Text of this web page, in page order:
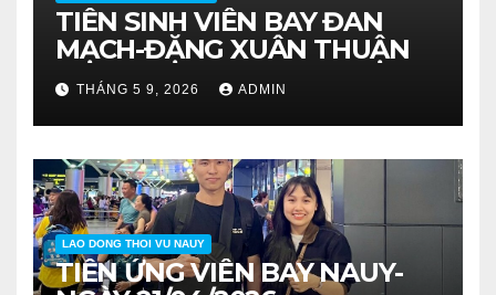
TIỄN SINH VIÊN BAY ĐAN
MẠCH-ĐẶNG XUÂN THUẬN
THÁNG 5 9, 2026 ADMIN
LAO DONG THOI VU NAUY
TIỄN ỨNG VIÊN BAY NAUY-